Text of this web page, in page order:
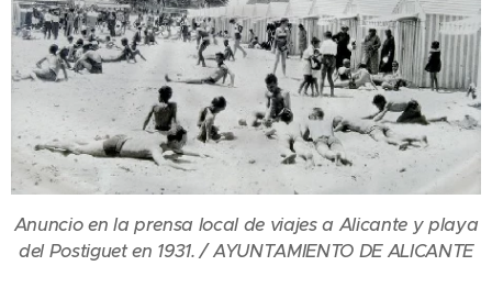
Anuncio en la prensa local de viajes a Alicante y playa
del Postiguet en 1931. / AYUNTAMIENTO DE ALICANTE